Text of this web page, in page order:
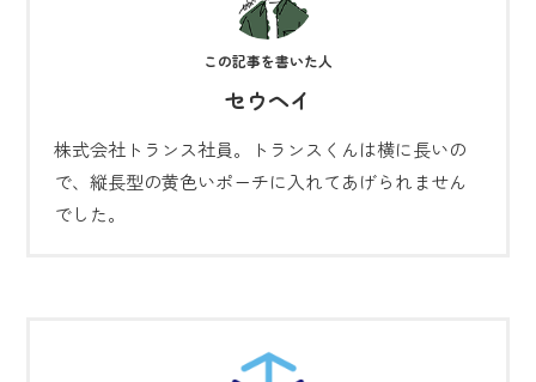
セウヘイ
株式会社トランス社員。トランスくんは横に長いの
で、縦長型の黄色いポーチに入れてあげられません
でした。